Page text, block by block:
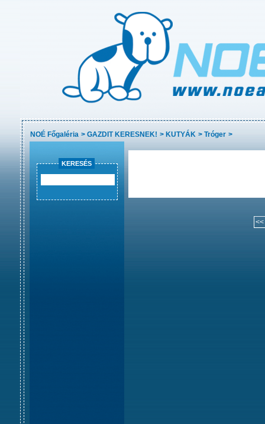
NOÉ Főgaléria >GAZDIT KERESNEK! >KUTYÁK >Tróger >
KERESÉS
<<